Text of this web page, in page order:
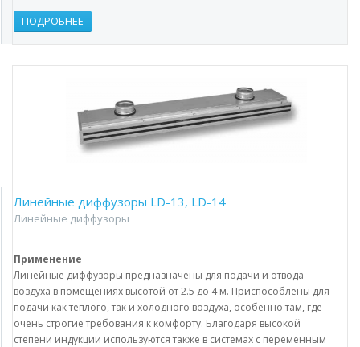
ПОДРОБНЕЕ
Линейные диффузоры LD-13, LD-14
Линейные диффузоры
Применение
Линейные диффузоры предназначены для подачи и отвода
воздуха в помещениях высотой от 2.5 до 4 м. Приспособлены для
подачи как теплого, так и холодного воздуха, особенно там, где
очень строгие требования к комфорту. Благодаря высокой
степени индукции используются также в системах с переменным